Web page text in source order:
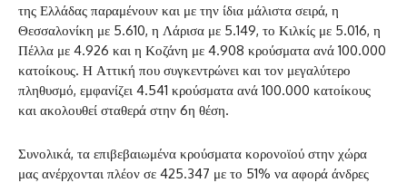
της Ελλάδας παραμένουν και με την ίδια μάλιστα σειρά, η
Θεσσαλονίκη με 5.610, η Λάρισα με 5.149, το Κιλκίς με 5.016, η
Πέλλα με 4.926 και η Κοζάνη με 4.908 κρούσματα ανά 100.000
κατοίκους. Η Αττική που συγκεντρώνει και τον μεγαλύτερο
πληθυσμό, εμφανίζει 4.541 κρούσματα ανά 100.000 κατοίκους
και ακολουθεί σταθερά στην 6η θέση.
Συνολικά, τα επιβεβαιωμένα κρούσματα κορονοϊού στην χώρα
μας ανέρχονται πλέον σε 425.347 με το 51% να αφορά άνδρες